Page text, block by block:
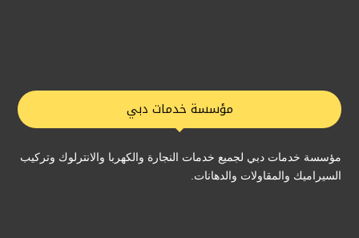
مؤسسة خدمات دبي
مؤسسة خدمات دبي لجميع خدمات النجارة والكهربا والانترلوك وتركيب
السيراميك والمقاولات والدهانات.